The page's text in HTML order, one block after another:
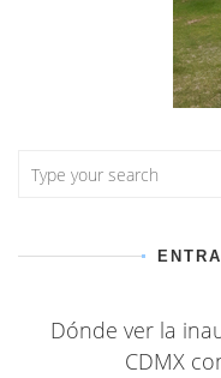
Dónde ver la
CDMX